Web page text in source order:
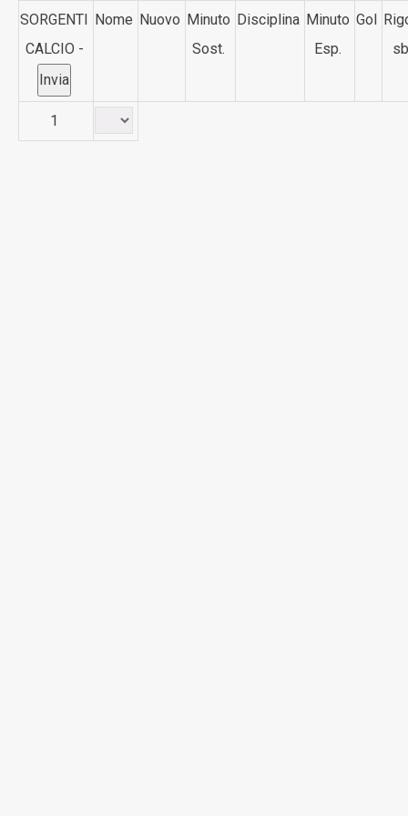
SORGENTI
CALCIO -
Nome Nuovo Minuto
Sost.
Disciplina Minuto
Esp.
Gol
1